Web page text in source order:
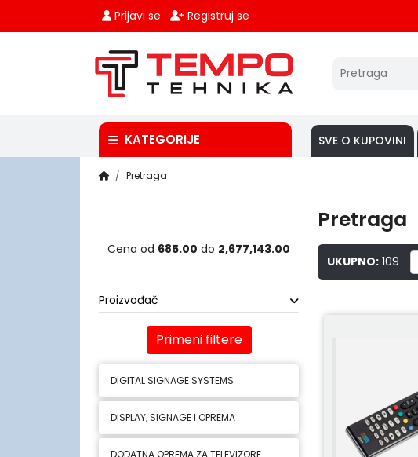
Prijavi se Registruj se
KATEGORIJE SVE O KUPOVINI
Pretraga
Cena od 685.00 do 2,677,143.00
Proizvođač
Primeni filtere
DIGITAL SIGNAGE SYSTEMS
DISPLAY, SIGNAGE I OPREMA
DODATNA OPREMA ZA TELEVIZORE
Pretraga
UKUPNO: 109